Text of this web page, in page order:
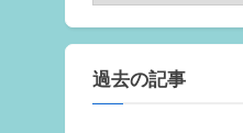
過去の記事